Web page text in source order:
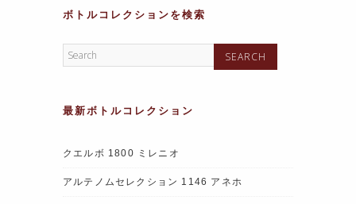
ボトルコレクションを検索
最新ボトルコレクション
クエルボ 1800 ミレニオ
アルテノムセレクション 1146 アネホ